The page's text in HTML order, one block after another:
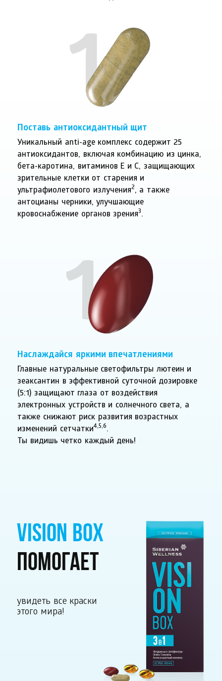
1
Поставь антиоксидантный щит
Уникальный anti-age комплекс содержит 25
антиоксидантов, включая комбинацию из цинка,
бета-каротина, витаминов Е и С, защищающих
зрительные клетки от старения и
ультрафиолетового излучения2, а также
антоцианы черники, улучшающие
кровоснабжение органов зрения3.
1
Наслаждайся яркими впечатлениями
Главные натуральные светофильтры лютеин и
зеаксантин в эффективной суточной дозировке
(5:1) защищают глаза от воздействия
электронных устройств и солнечного света, а
также снижают риск развития возрастных
изменений сетчатки4,5,6.
Ты видишь четко каждый день!
VISION BOX
ПОМОГАЕТ
увидеть все краски
этого мира!